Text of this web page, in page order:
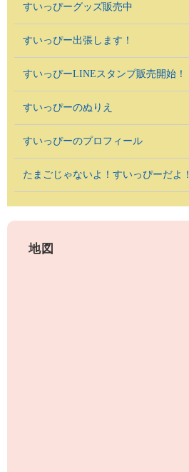
すいっぴーグッズ販売中
すいっぴー出張します！
すいっぴーLINEスタンプ販売開始！
すいっぴーのぬりえ
すいっぴーのプロフィール
たまごじゃないよ！すいっぴーだよ！
地図